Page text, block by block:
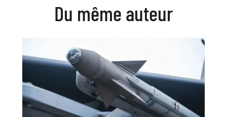
Du même auteur